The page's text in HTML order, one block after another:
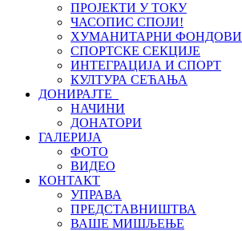
ПРОЈЕКТИ У ТОКУ
ЧАСОПИС СПОЈИ!
ХУМАНИТАРНИ ФОНДОВИ
СПОРТСКЕ СЕКЦИЈЕ
ИНТЕГРАЦИЈА И СПОРТ
КУЛТУРА СЕЋАЊА
ДОНИРАЈТЕ
НАЧИНИ
ДОНАТОРИ
ГАЛЕРИЈА
ФОТО
ВИДЕО
КОНТАКТ
УПРАВА
ПРЕДСТАВНИШТВА
ВАШЕ МИШЉЕЊЕ